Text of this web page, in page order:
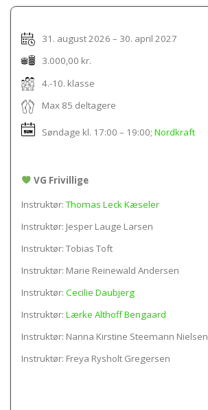
31. august 2026 – 30. april 2027
3.000,00 kr.
4.-10. klasse
Max 85 deltagere
Søndage kl. 17:00 – 19:00; Nordkraft
VG Frivillige
Instruktør:Thomas Leck Kæseler
Instruktør: Jesper Lauge Larsen
Instruktør: Tobias Toft
Instruktør: Marie Reinewald Andersen
Instruktør: Cecilie Daubjerg
Instruktør: Lærke Althoff Bengaard
Instruktør: Nanna Kirstine Steemann Nielsen
Instruktør: Freya Rysholt Gregersen